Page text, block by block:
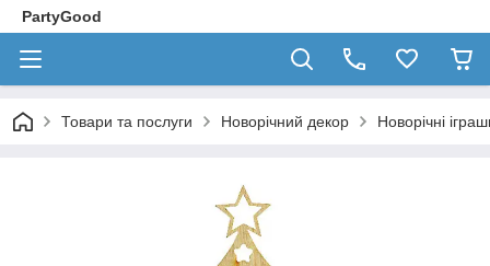
PartyGood
Товари та послуги Новорічний декор Новорічні